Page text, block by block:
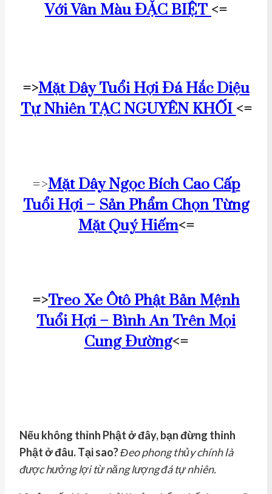
Với Vân Màu ĐẶC BIỆT <=
=>Mặt Dây Tuổi Hợi Đá Hắc Diệu
Tự Nhiên TẠC NGUYÊN KHỐI <=
=>Mặt Dây Ngọc Bích Cao Cấp
Tuổi Hợi – Sản Phẩm Chọn Từng
Mặt Quý Hiếm<=
=>Treo Xe Ôtô Phật Bản Mệnh
Tuổi Hợi – Bình An Trên Mọi
Cung Đường<=
Nếu không thỉnh Phật ở đây, bạn đừng thỉnh
Phật ở đâu. Tại sao?Đeo phong thủy chính là
được hưởng lợi từ năng lượng đá tự nhiên.